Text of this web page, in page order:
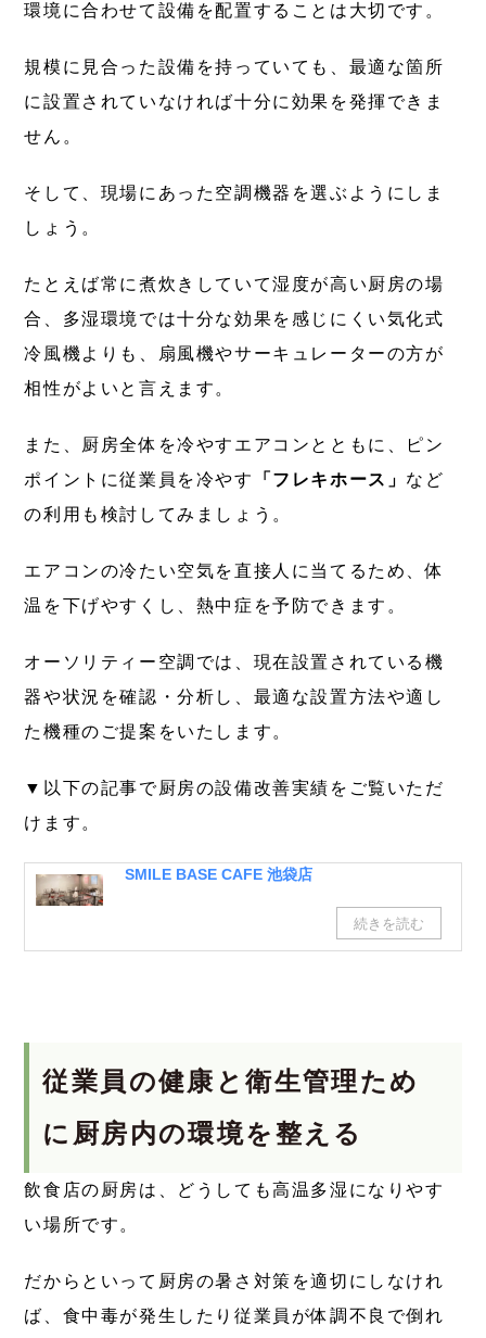
環境に合わせて設備を配置することは大切です。
規模に見合った設備を持っていても、最適な箇所
に設置されていなければ十分に効果を発揮できま
せん。
そして、現場にあった空調機器を選ぶようにしま
しょう。
たとえば常に煮炊きしていて湿度が高い厨房の場
合、多湿環境では十分な効果を感じにくい気化式
冷風機よりも、扇風機やサーキュレーターの方が
相性がよいと言えます。
また、厨房全体を冷やすエアコンとともに、ピン
ポイントに従業員を冷やす
「フレキホース」 など
の利用も検討してみましょう。
エアコンの冷たい空気を直接人に当てるため、体
温を下げやすくし、熱中症を予防できます。
オーソリティー空調では、現在設置されている機
器や状況を確認・分析し、最適な設置方法や適し
た機種のご提案をいたします。
▼以下の記事で厨房の設備改善実績をご覧いただ
けます。
SMILE BASE CAFE 池袋店
従業員の健康と衛生管理ため
に厨房内の環境を整える
飲食店の厨房は、どうしても高温多湿になりやす
い場所です。
だからといって厨房の暑さ対策を適切にしなけれ
ば、食中毒が発生したり従業員が体調不良で倒れ